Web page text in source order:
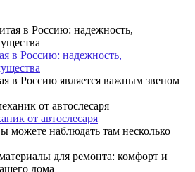
в Россию: надежность,
в Россию является важным звеном
от автослесаря
наблюдать там несколько